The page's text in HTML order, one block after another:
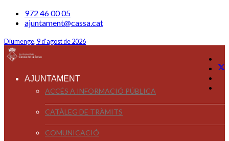
972 46 00 05
ajuntament@cassa.cat
Diumenge, 9 d'agost de 2026
AJUNTAMENT
ACCÉS A INFORMACIÓ PÚBLICA
CATÀLEG DE TRÀMITS
COMUNICACIÓ